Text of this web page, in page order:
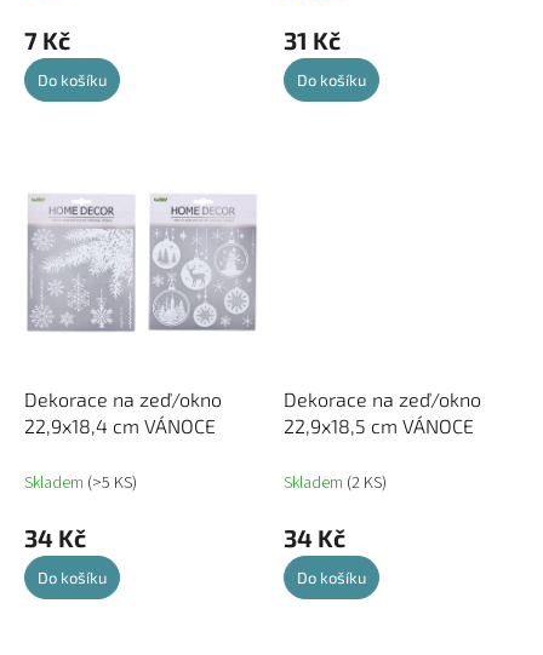
7 Kč
Do košíku
31 Kč
Do košíku
Dekorace na zeď/okno
22,9x18,4 cm VÁNOCE
Skladem (>5 KS)
34 Kč
Do košíku
Dekorace na zeď/okno
22,9x18,5 cm VÁNOCE
Skladem (2 KS)
34 Kč
Do košíku